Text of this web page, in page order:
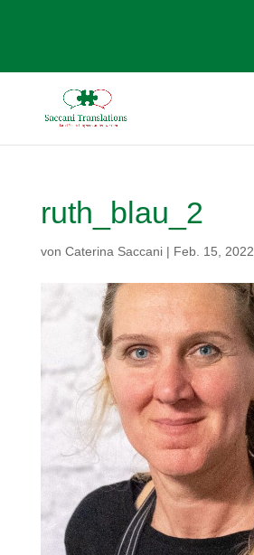
ruth_blau_2
von Caterina Saccani| Feb. 15, 2022